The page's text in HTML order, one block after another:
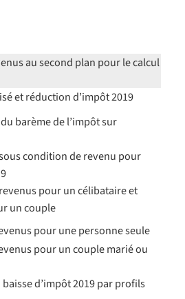
au second plan pour le calcul
et réduction d’impôt 2019
barème de l’impôt sur
condition de revenu pour
pour un célibataire et
un couple
pour une personne seule
pour un couple marié ou
d’impôt 2019 par profils